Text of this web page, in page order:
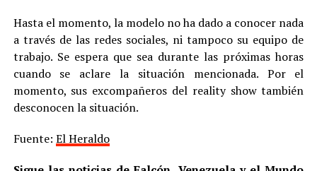
Hasta el momento, la modelo no ha dado a conocer nada
a través de las redes sociales, ni tampoco su equipo de
trabajo. Se espera que sea durante las próximas horas
cuando se aclare la situación mencionada. Por el
momento, sus excompañeros del reality show también
desconocen la situación.
Fuente: El Heraldo